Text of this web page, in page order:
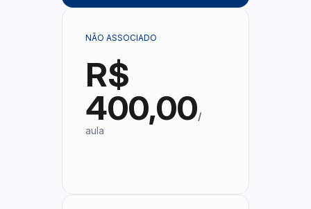
NÃO ASSOCIADO
R$
400,00/
aula